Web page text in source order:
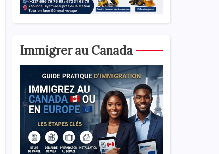
Immigrer au Canada